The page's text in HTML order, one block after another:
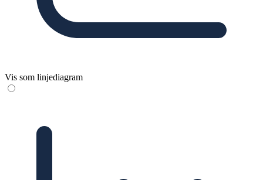
Vis som linjediagram